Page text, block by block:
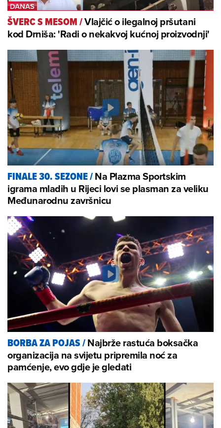
ŠVERC S MESOM/Vlajčić o ilegalnoj pršutani
kod Drniša: 'Radi o nekakvoj kućnoj proizvodnji'
FINALE 30. SEZONE/Na Plazma Sportskim
igrama mladih u Rijeci lovi se plasman za veliku
Međunarodnu završnicu
BORBA ZA POJAS/Najbrže rastuća boksačka
organizacija na svijetu pripremila noć za
pamćenje, evo gdje je gledati